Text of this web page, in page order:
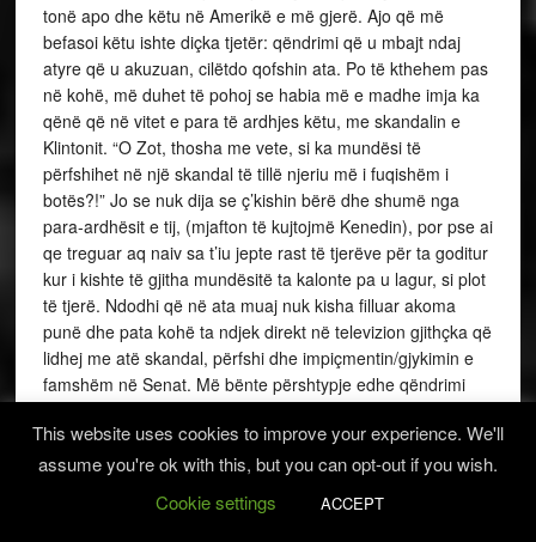
tonë apo dhe këtu në Amerikë e më gjerë. Ajo që më
befasoi këtu ishte diçka tjetër: qëndrimi që u mbajt ndaj
atyre që u akuzuan, cilëtdo qofshin ata. Po të kthehem pas
në kohë, më duhet të pohoj se habia më e madhe imja ka
qënë që në vitet e para të ardhjes këtu, me skandalin e
Klintonit. “O Zot, thosha me vete, si ka mundësi të
përfshihet në një skandal të tillë njeriu më i fuqishëm i
botës?!” Jo se nuk dija se ç’kishin bërë dhe shumë nga
para-ardhësit e tij, (mjafton të kujtojmë Kenedin), por pse ai
qe treguar aq naiv sa t’iu jepte rast të tjerëve për ta goditur
kur i kishte të gjitha mundësitë ta kalonte pa u lagur, si plot
të tjerë. Ndodhi që në ata muaj nuk kisha filluar akoma
punë dhe pata kohë ta ndjek direkt në televizion gjithçka që
lidhej me atë skandal, përfshi dhe impiçmentin/gjykimin e
famshëm në Senat. Më bënte përshtypje edhe qëndrimi
partiak i kongresmenëve dhe senatorëve, me ndonjë
përjashtim të vogël. Po kështu, më la pa mend edhe
skandali me ish-guveranatorin e Nju Yorkut, Spicer, që
kallur datën magnatëve të Uoll Street-it, të cilët bënë festë
This website uses cookies to improve your experience. We'll
assume you're ok with this, but you can opt-out if you wish.
Cookie settings
ACCEPT